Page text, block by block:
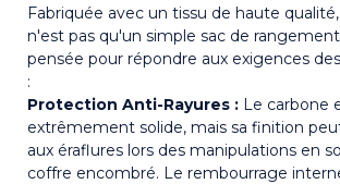
Fabriquée avec un tissu de haute
n'est pas qu'un simple sac de
pensée pour répondre aux exigences
:
Protection Anti-Rayures : Le carbone
extrêmement solide, mais sa finition
aux éraflures lors des manipulations en
coffre encombré. Le rembourrage